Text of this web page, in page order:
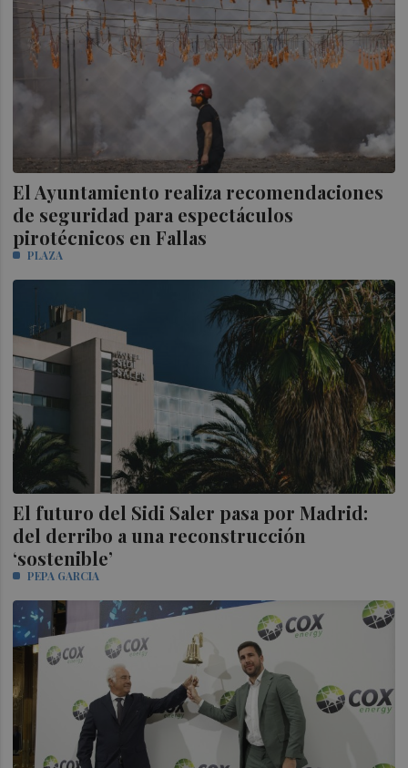
El Ayuntamiento realiza recomendaciones
de seguridad para espectáculos
pirotécnicos en Fallas
PLAZA
El futuro del Sidi Saler pasa por Madrid:
del derribo a una reconstrucción
‘sostenible’
PEPA GARCIA